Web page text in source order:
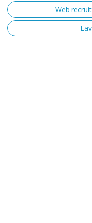
Web